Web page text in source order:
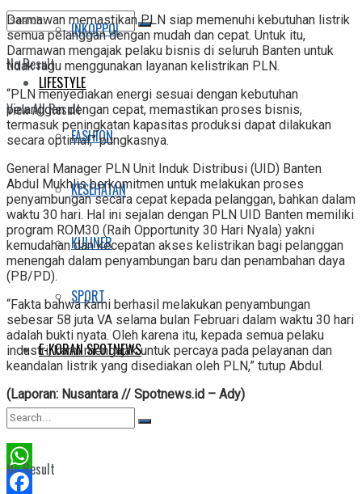
No Result
View All Result
INKOPPOL
LIFESTYLE
FASHION
KESEHATAN
KULINER
SPORT
E-KORAN SPOTNEWS
No Result
Darmawan memastikan PLN siap memenuhi kebutuhan listrik
semua pelanggan dengan mudah dan cepat. Untuk itu,
Darmawan mengajak pelaku bisnis di seluruh Banten untuk
tidak ragu menggunakan layanan kelistrikan PLN.
“PLN menyediakan energi sesuai dengan kebutuhan
pelanggan dengan cepat, memastikan proses bisnis,
termasuk peningkatan kapasitas produksi dapat dilakukan
secara optimal,” pungkasnya.
General Manager PLN Unit Induk Distribusi (UID) Banten
Abdul Mukhlis berkomitmen untuk melakukan proses
penyambungan secara cepat kepada pelanggan, bahkan dalam
waktu 30 hari. Hal ini sejalan dengan PLN UID Banten memiliki
program ROM30 (Raih Opportunity 30 Hari Nyala) yakni
kemudahan dan kecepatan akses kelistrikan bagi pelanggan
menengah dalam penyambungan baru dan penambahan daya
(PB/PD).
“Fakta bahwa kami berhasil melakukan penyambungan
sebesar 58 juta VA selama bulan Februari dalam waktu 30 hari
adalah bukti nyata. Oleh karena itu, kepada semua pelaku
industri, kami mengajak untuk percaya pada pelayanan dan
keandalan listrik yang disediakan oleh PLN,” tutup Abdul.
(Laporan: Nusantara // Spotnews.id – Ady)
WhatsApp